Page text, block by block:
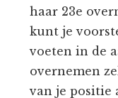
haar 23e
kunt je
voeten in de
overnemen
van je positie